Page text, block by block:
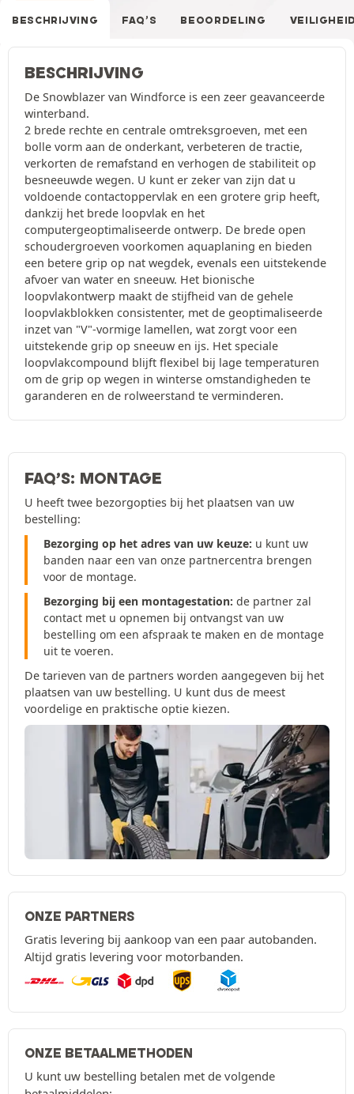
BESCHRIJVING FAQ’S BEOORDELING
BESCHRIJVING
De Snowblazer van Windforce is een zeer geavanceerde
winterband.
2 brede rechte en centrale omtreksgroeven, met een
bolle vorm aan de onderkant, verbeteren de tractie,
verkorten de remafstand en verhogen de stabiliteit op
besneeuwde wegen. U kunt er zeker van zijn dat u
voldoende contactoppervlak en een grotere grip heeft,
dankzij het brede loopvlak en het
computergeoptimaliseerde ontwerp. De brede open
schoudergroeven voorkomen aquaplaning en bieden
een betere grip op nat wegdek, evenals een uitstekende
afvoer van water en sneeuw. Het bionische
loopvlakontwerp maakt de stijfheid van de gehele
loopvlakblokken consistenter, met de geoptimaliseerde
inzet van "V"-vormige lamellen, wat zorgt voor een
uitstekende grip op sneeuw en ijs. Het speciale
loopvlakcompound blijft flexibel bij lage temperaturen
om de grip op wegen in winterse omstandigheden te
garanderen en de rolweerstand te verminderen.
FAQ’S: MONTAGE
U heeft twee bezorgopties bij het plaatsen van uw
bestelling:
Bezorging op het adres van uw keuze: u kunt uw
banden naar een van onze partnercentra brengen
voor de montage.
Bezorging bij een montagestation: de partner zal
contact met u opnemen bij ontvangst van uw
bestelling om een afspraak te maken en de montage
uit te voeren.
De tarieven van de partners worden aangegeven bij het
plaatsen van uw bestelling. U kunt dus de meest
voordelige en praktische optie kiezen.
ONZE PARTNERS
Gratis levering bij aankoop van een paar autobanden.
Altijd gratis levering voor motorbanden.
ONZE BETAALMETHODEN
U kunt uw bestelling betalen met de volgende